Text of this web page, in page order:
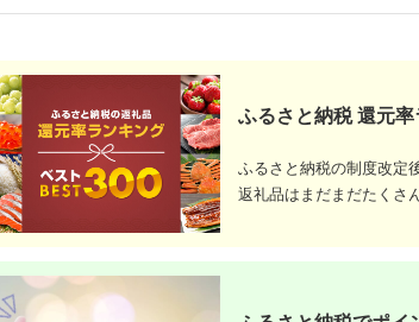
：ふるなび
市
援品／【北
】ホタテ貝
500g A-
5.0
円
出典：ふるなび
北海道 稚内市
帆立 生 貝柱 サイズ混
合 1kg 良玉 海鮮 刺身
【配送不可地域：離
島・沖縄県】
5.0
寄付金額:17,000円
出典：JALふるさと納税
ーボイルホタテ 3kg
立
寄付金額:20,500円
ふるさと納税 還元
ふるさと納税の制度改定
返礼品はまだまだたくさ